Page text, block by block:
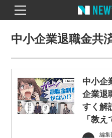
中小企業退職金共
中小企
企業退
すく解
「教
編集